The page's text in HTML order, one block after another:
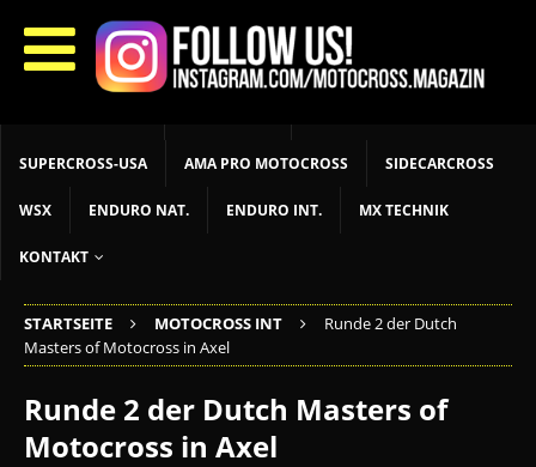
START LIVETIMING MX NEWS MX YOUTH
MX WOMEN MXGP ADAC MX MASTERS MOTOCROSS INT
SUPERCROSS-USA AMA PRO MOTOCROSS SIDECARCROSS
WSX ENDURO NAT. ENDURO INT. MX TECHNIK
KONTAKT
STARTSEITE MOTOCROSS INT
Runde 2 der Dutch
Masters of Motocross in Axel
Runde 2 der Dutch Masters of
Motocross in Axel